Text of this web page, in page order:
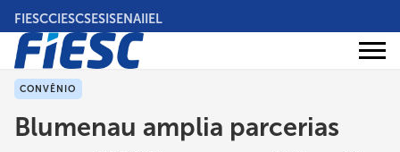
Pular
para
conteúdo
principal
FIESCCIESCSESISENAIIEL
Áreas
CONVÊNIO
Blumenau amplia parcerias